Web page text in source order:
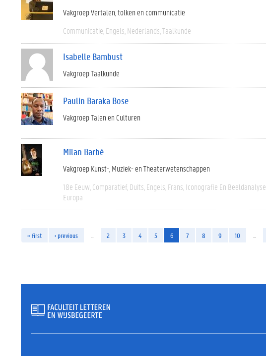
Vakgroep Vertalen, tolken en communicatie
Communicatie Engels Nederlands Taalkunde
Isabelle Bambust
Vakgroep Taalkunde
Paulin Baraka Bose
Vakgroep Talen en Culturen
Milan Barbé
Vakgroep Kunst-, Muziek- en Theaterwetenschappen
18e Eeuw Comparatief Duits Engels Frans Iconografie En Beeldanalyse
Europa
« first ‹ previous 2 3 4 5 6 7 8 9 10